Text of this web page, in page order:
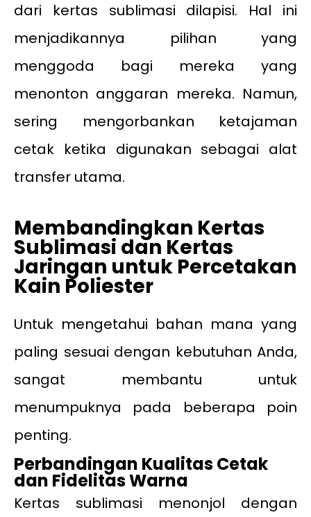
dari kertas sublimasi dilapisi. Hal ini
menjadikannya pilihan yang
menggoda bagi mereka yang
menonton anggaran mereka. Namun,
sering mengorbankan ketajaman
cetak ketika digunakan sebagai alat
transfer utama.
Membandingkan Kertas
Sublimasi dan Kertas
Jaringan untuk Percetakan
Kain Poliester
Untuk mengetahui bahan mana yang
paling sesuai dengan kebutuhan Anda,
sangat membantu untuk
menumpuknya pada beberapa poin
penting.
Perbandingan Kualitas Cetak
dan Fidelitas Warna
Kertas sublimasi menonjol dengan